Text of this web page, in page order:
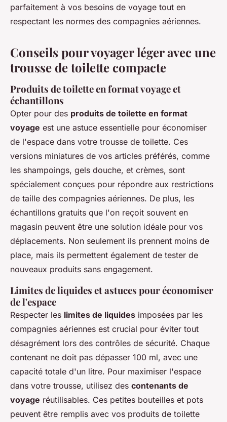
parfaitement à vos besoins de voyage tout en
respectant les normes des compagnies aériennes.
Conseils pour voyager léger avec une
trousse de toilette compacte
Produits de toilette en format voyage et
échantillons
Opter pour des produits de toilette en format
voyage est une astuce essentielle pour économiser
de l'espace dans votre trousse de toilette. Ces
versions miniatures de vos articles préférés, comme
les shampoings, gels douche, et crèmes, sont
spécialement conçues pour répondre aux restrictions
de taille des compagnies aériennes. De plus, les
échantillons gratuits que l'on reçoit souvent en
magasin peuvent être une solution idéale pour vos
déplacements. Non seulement ils prennent moins de
place, mais ils permettent également de tester de
nouveaux produits sans engagement.
Limites de liquides et astuces pour économiser
de l'espace
Respecter les limites de liquides imposées par les
compagnies aériennes est crucial pour éviter tout
désagrément lors des contrôles de sécurité. Chaque
contenant ne doit pas dépasser 100 ml, avec une
capacité totale d'un litre. Pour maximiser l'espace
dans votre trousse, utilisez des contenants de
voyage réutilisables. Ces petites bouteilles et pots
peuvent être remplis avec vos produits de toilette